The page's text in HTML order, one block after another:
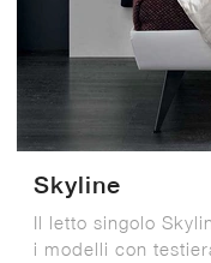
Skyline
Il letto singolo
i modelli con